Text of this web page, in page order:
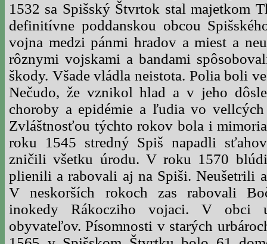
1532 sa Spišský Štvrtok stal majetkom
definitívne poddanskou obcou
vojna medzi pánmi hradov a miest a
rôznymi vojskami a bandami
škody. Všade vládla neistota. Polia boli
Nečudo, že vznikol hlad a v jeho
choroby a epidémie a ľudia vo
Zvláštnosťou týchto rokov bola i
roku 1545 stredný Spiš napadli
zničili všetku úrodu. V roku 1570
plienili a rabovali aj na Spiši. Neušetrili
V neskorších rokoch zas rabovali
inokedy Rákocziho vojaci. V obci
obyvateľov. Písomnosti v starých